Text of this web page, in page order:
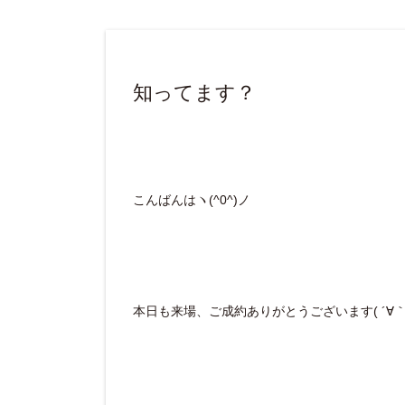
知ってます？
こんばんはヽ(^0^)ノ
本日も来場、ご成約ありがとうございます( ´∀